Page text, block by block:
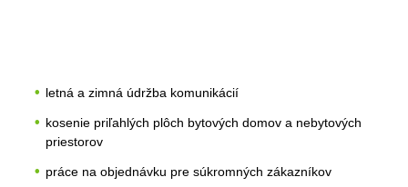
letná a zimná údržba komunikácií
kosenie priľahlých plôch bytových domov a nebytových
priestorov
práce na objednávku pre súkromných zákazníkov